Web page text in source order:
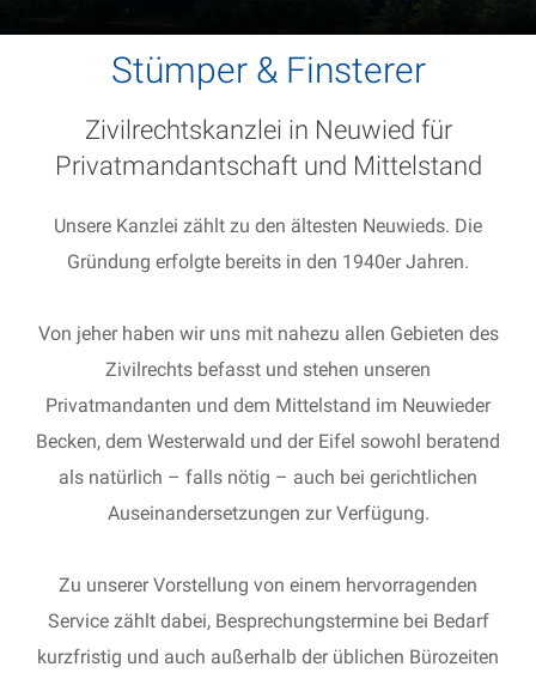
Stümper & Finsterer
Zivilrechtskanzlei in Neuwied für
Privatmandantschaft und Mittelstand
Unsere Kanzlei zählt zu den ältesten Neuwieds. Die
Gründung erfolgte bereits in den 1940er Jahren.
Von jeher haben wir uns mit nahezu allen Gebieten des
Zivilrechts befasst und stehen unseren
Privatmandanten und dem Mittelstand im Neuwieder
Becken, dem Westerwald und der Eifel sowohl beratend
als natürlich – falls nötig – auch bei gerichtlichen
Auseinandersetzungen zur Verfügung.
Zu unserer Vorstellung von einem hervorragenden
Service zählt dabei, Besprechungstermine bei Bedarf
kurzfristig und auch außerhalb der üblichen Bürozeiten